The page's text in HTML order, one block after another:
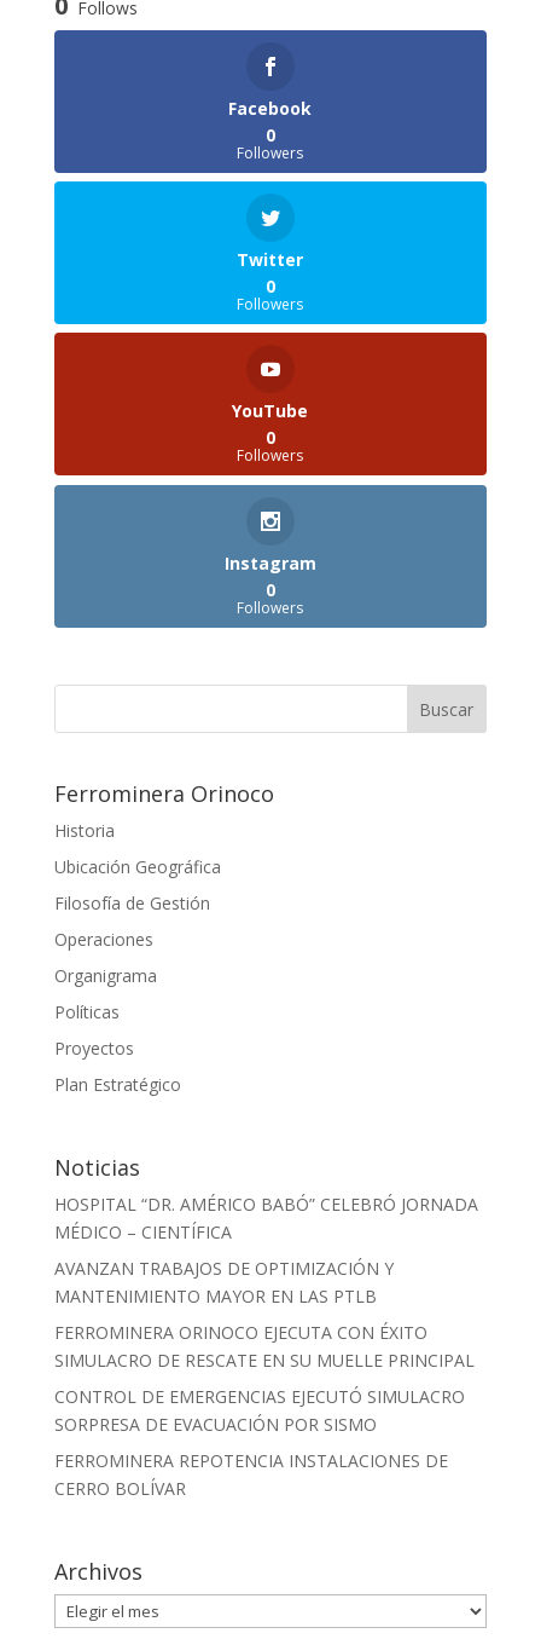
Follows
Facebook
0
Followers
Twitter
0
Followers
YouTube
0
Followers
Instagram
0
Followers
Ferrominera Orinoco
Historia
Ubicación Geográfica
Filosofía de Gestión
Operaciones
Organigrama
Políticas
Proyectos
Plan Estratégico
Noticias
HOSPITAL “DR. AMÉRICO BABÓ” CELEBRÓ JORNADA
MÉDICO – CIENTÍFICA
AVANZAN TRABAJOS DE OPTIMIZACIÓN Y
MANTENIMIENTO MAYOR EN LAS PTLB
FERROMINERA ORINOCO EJECUTA CON ÉXITO
SIMULACRO DE RESCATE EN SU MUELLE PRINCIPAL
CONTROL DE EMERGENCIAS EJECUTÓ SIMULACRO
SORPRESA DE EVACUACIÓN POR SISMO
FERROMINERA REPOTENCIA INSTALACIONES DE
CERRO BOLÍVAR
Archivos
Archivos